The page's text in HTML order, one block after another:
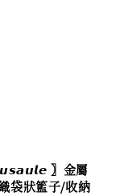
〗金屬
袋狀籃子/收納